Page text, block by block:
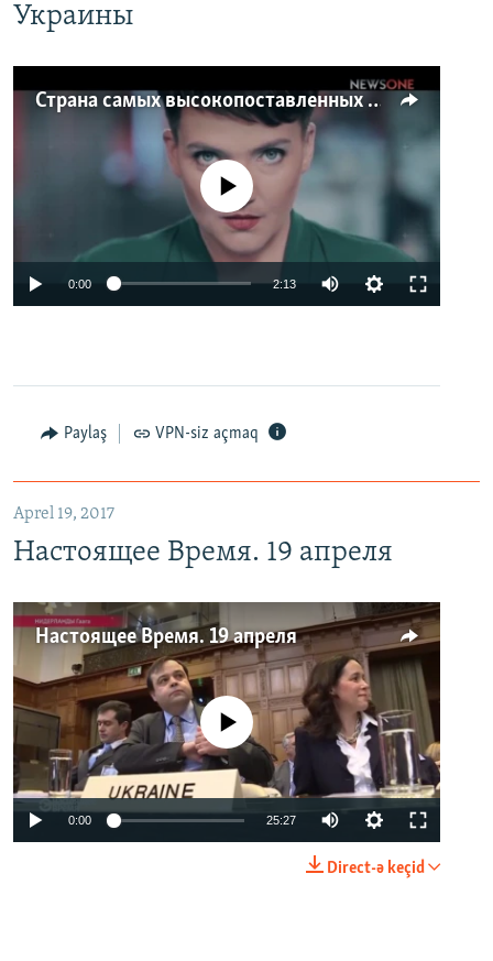
Украины
Страна самых высокопоставленных телеведущих. Почему политики захватили телеэфир Украины
No media source currently available
0:00 2:13
Paylaş VPN-siz açmaq
Aprel 19, 2017
Настоящее Время. 19 апреля
Настоящее Время. 19 апреля
No media source currently available
0:00 25:27
Direct-ə keçid